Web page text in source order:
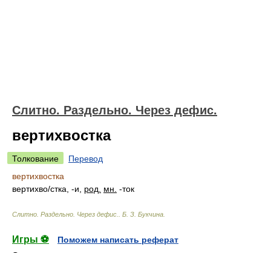
Слитно. Раздельно. Через дефис.
вертихвостка
Толкование
Перевод
вертихвостка
вертихво/стка, -и, род. мн. -ток
Слитно. Раздельно. Через дефис. Б. З. Букчина
Игры ⚽
Поможем написать реферат